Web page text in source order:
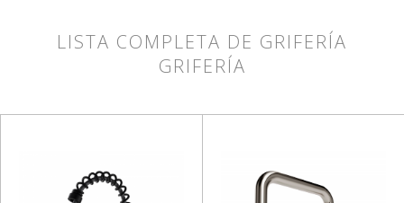
LISTA COMPLETA DE GRIFERÍA
GRIFERÍA